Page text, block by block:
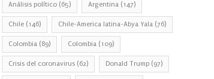
Análisis político (65) Argentina (147)
Chile (146) Chile-America latina-Abya Yala (76)
Colombia (89) Colombia (109)
Crisis del coronavirus (62) Donald Trump (97)